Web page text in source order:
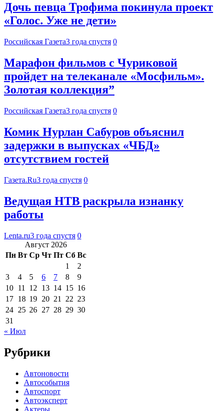
Дочь певца Трофима покинула проект
«Голос. Уже не дети»
Российская Газета3 года спустя 0
Марафон фильмов с Чуриковой
пройдет на телеканале «Мосфильм».
Золотая коллекция”
Российская Газета3 года спустя 0
Комик Нурлан Сабуров объяснил
задержки в выпусках «ЧБД»
отсутствием гостей
Газета.Ru3 года спустя 0
Ведущая НТВ раскрыла изнанку
работы
Lenta.ru3 года спустя 0
Август 2026
Пн Вт Ср Чт Пт Сб Вс
1
2
3
4 5 6 7 8
9
10 11 12 13 14 15 16
17 18 19 20 21 22 23
24 25 26 27 28 29 30
31
« Июл
Рубрики
Автоновости
Автособытия
Автоспорт
Автоэксперт
Актеры